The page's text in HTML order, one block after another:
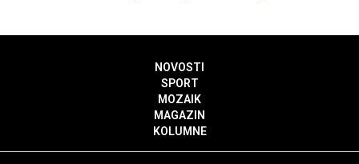
NOVOSTI
SPORT
MOZAIK
MAGAZIN
KOLUMNE